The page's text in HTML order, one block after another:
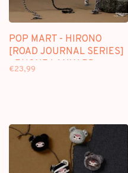
POP MART - HIRONO
[ROAD JOURNAL SERIES]
- PHONE LANYARD
€23,99